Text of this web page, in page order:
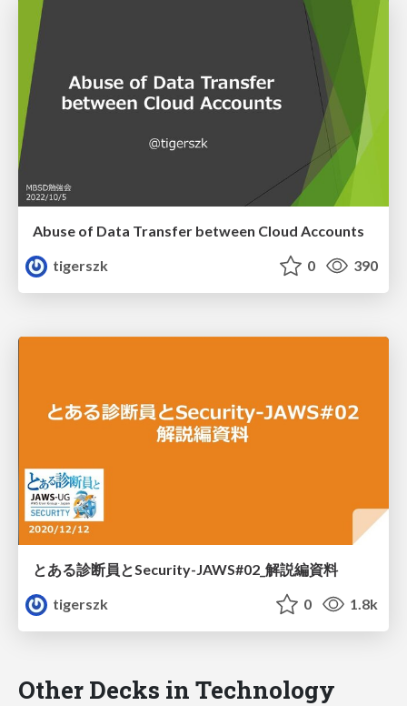
Abuse of Data Transfer between Cloud Accounts
tigerszk
0 390
とある診断員とSecurity-JAWS#02_解説編資料
tigerszk
0 1.8k
Other Decks in Technology